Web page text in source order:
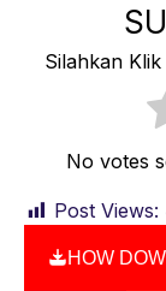
Silahkan
No votes
Post Views:
HOW